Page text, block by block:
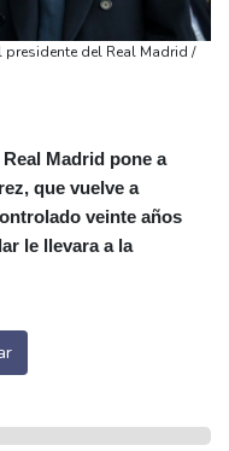
del Real Madrid /
Madrid pone a
que vuelve a
veinte años
le llevara a la